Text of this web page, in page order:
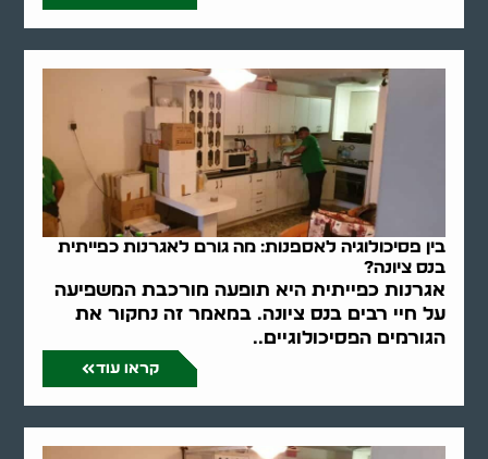
בין פסיכולוגיה לאספנות: מה גורם לאגרנות כפייתית
בנס ציונה?
אגרנות כפייתית היא תופעה מורכבת המשפיעה
על חיי רבים בנס ציונה. במאמר זה נחקור את
הגורמים הפסיכולוגיים..
קראו עוד